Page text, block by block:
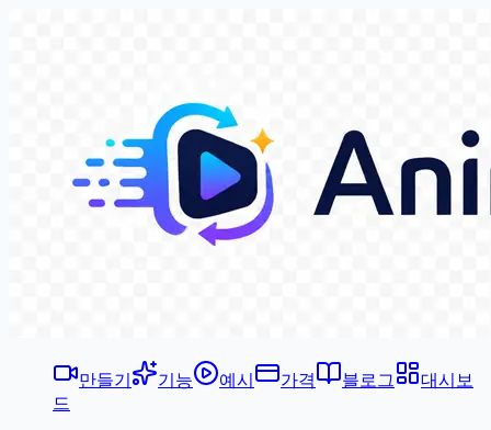
만들기 기능 예시 가격 블로그
대시보
드